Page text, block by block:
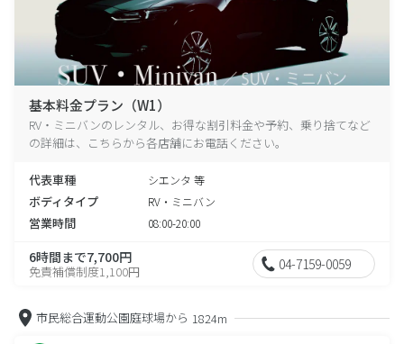
基本料金プラン（W1）
RV・ミニバンのレンタル、お得な割引料金や予約、乗り捨てなど
の詳細は、こちらから各店舗にお電話ください。
代表車種 シエンタ 等
ボディタイプ RV・ミニバン
営業時間 08:00-20:00
6時間まで7,700円
免責補償制度1,100円 04-7159-0059
市民総合運動公園庭球場から 1824m